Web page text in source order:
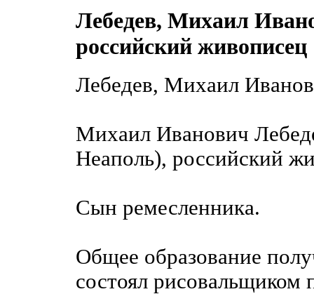
Лебедев, Михаил
российский живописец
Лебедев, Михаил
Михаил Иванович
Неаполь), российский
Сын ремесленника.
Общее образование
состоял рисовальщиком